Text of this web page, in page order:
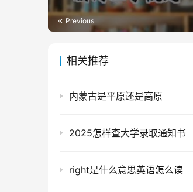
Previous
相关推荐
内蒙古是平原还是高原
2025怎样查大学录取通知书
right是什么意思英语怎么读